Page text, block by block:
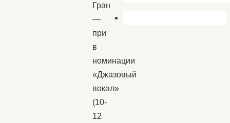
Гран
—
при
в
номинации
«Джазовый
вокал»
(10-
12